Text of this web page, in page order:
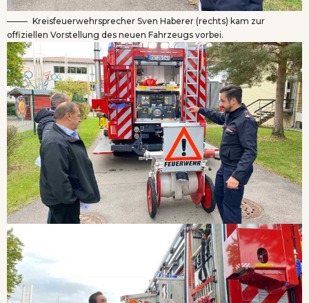
Kreisfeuerwehrsprecher Sven Haberer (rechts) kam zur
offiziellen Vorstellung des neuen Fahrzeugs vorbei.